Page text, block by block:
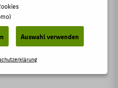
› 2022
Colour in Film
- 28.09.2022
FÜR
Auswahl verwenden